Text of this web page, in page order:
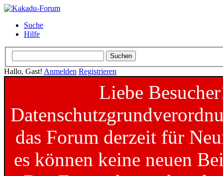
Suche
Hilfe
Hallo, Gast! Anmelden Registrieren
Liebe
das Forum derzeit für
es können keine neuen